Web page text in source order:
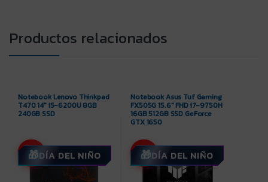
Productos relacionados
Notebook Lenovo Thinkpad
T470 14″ i5-6200U 8GB
240GB SSD
-7%DÍA DEL NIÑO
Notebook Asus Tuf Gaming
FX505G 15.6″ FHD i7-9750H
16GB 512GB SSD GeForce
GTX 1650
-9%DÍA DEL NIÑO